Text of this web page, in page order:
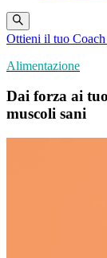
Ottieni il tuo Coach
Alimentazione
Dai forza ai
muscoli sani